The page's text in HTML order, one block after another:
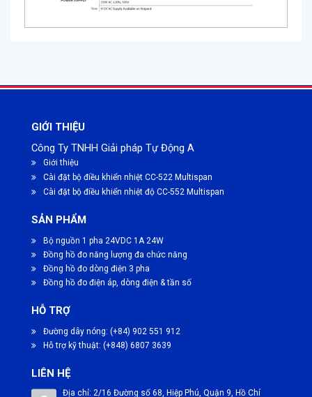
GIỚI THIỆU
Công Ty TNHH Giải pháp Tự Động A
Giới thiệu
Cài đặt bộ điều khiển nhiệt CC-522 Multispan
Cài đặt bộ điều khiển nhiệt độ CC-552 Multispan
SẢN PHẨM
Bộ nguồn 1 pha 24VDC 1A 24W
Đồng hồ đo năng lượng đa chức năng
Đồng hồ đo dòng điện 3 pha
Đồng hồ đo điện áp, dòng điện & tần số
HỖ TRỢ
Đường dây nóng: (+84) 902 551 912
Hỗ trợ kỹ thuật: (+848) 6807 3639
LIÊN HỆ
Địa chỉ: 2/16 Đường số 68, Hiệp Phú, Quận 9, Hồ Chí